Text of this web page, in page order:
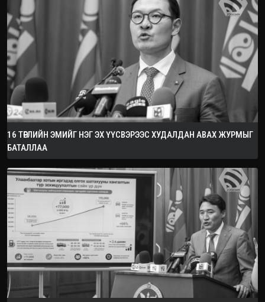
16 ТӨРЛИЙН ЭМИЙГ НЭГ ЭХ ҮҮСВЭРЭЭС ХУДАЛДАН АВАХ ЖУРМЫГ
БАТАЛЛАА